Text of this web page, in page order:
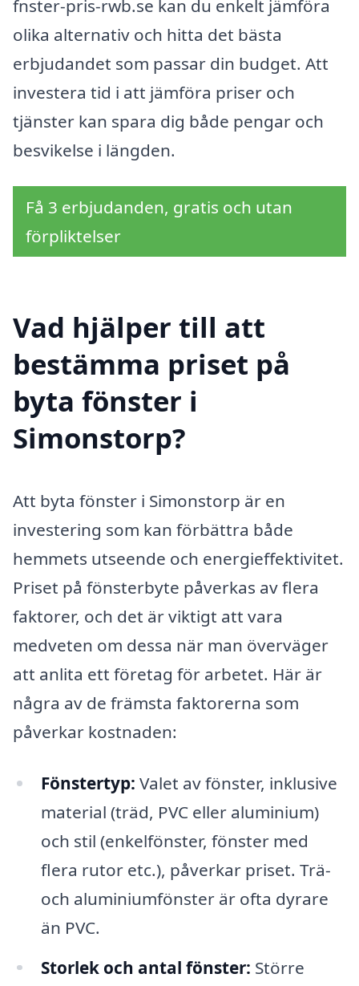
fnster-pris-rwb.se kan du enkelt jämföra
olika alternativ och hitta det bästa
erbjudandet som passar din budget. Att
investera tid i att jämföra priser och
tjänster kan spara dig både pengar och
besvikelse i längden.
Få 3 erbjudanden, gratis och utan
förpliktelser
Vad hjälper till att
bestämma priset på
byta fönster i
Simonstorp?
Att byta fönster i Simonstorp är en
investering som kan förbättra både
hemmets utseende och energieffektivitet.
Priset på fönsterbyte påverkas av flera
faktorer, och det är viktigt att vara
medveten om dessa när man överväger
att anlita ett företag för arbetet. Här är
några av de främsta faktorerna som
påverkar kostnaden:
Fönstertyp: Valet av fönster, inklusive
material (träd, PVC eller aluminium)
och stil (enkelfönster, fönster med
flera rutor etc.), påverkar priset. Trä-
och aluminiumfönster är ofta dyrare
än PVC.
Storlek och antal fönster: Större